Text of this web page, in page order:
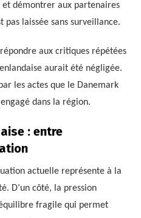
démontrer aux partenaires
pas laissée sans surveillance.
aux critiques répétées
aurait été négligée.
les actes que le Danemark
dans la région.
: entre
actuelle représente à la
D’un côté, la pression
fragile qui permet